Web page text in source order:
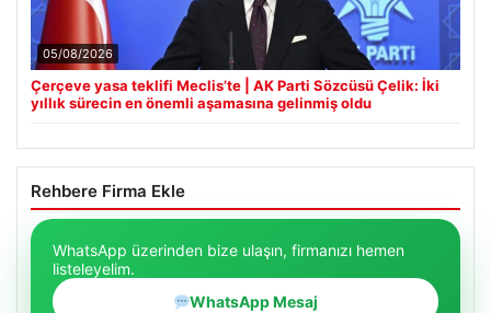
05/08/2026
Çerçeve yasa teklifi Meclis’te | AK Parti Sözcüsü Çelik: İki
yıllık sürecin en önemli aşamasına gelinmiş oldu
Rehbere Firma Ekle
WhatsApp üzerinden bize ulaşın, firmanızı hemen
listeleyelim.
WhatsApp Mesaj